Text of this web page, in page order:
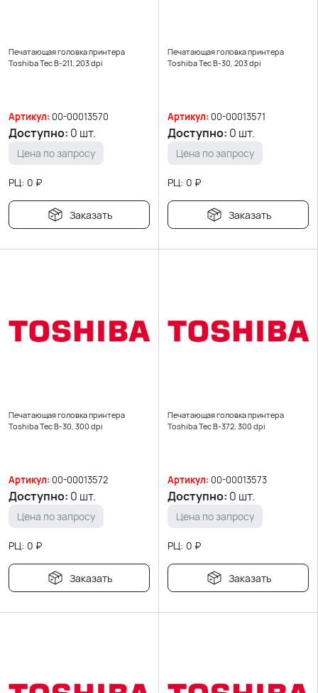
Печатающая головка принтера
Toshiba Tec B-211, 203 dpi
Артикул: 00-00013570
Доступно: 0 шт.
Цена по запросу
РЦ: 0 ₽
Заказать
Печатающая головка принтера
Toshiba Tec B-30, 203 dpi
Артикул: 00-00013571
Доступно: 0 шт.
Цена по запросу
РЦ: 0 ₽
Заказать
Печатающая головка принтера
Toshiba Tec B-30, 300 dpi
Артикул: 00-00013572
Доступно: 0 шт.
Цена по запросу
РЦ: 0 ₽
Заказать
Печатающая головка принтера
Toshiba Tec B-372, 300 dpi
Артикул: 00-00013573
Доступно: 0 шт.
Цена по запросу
РЦ: 0 ₽
Заказать